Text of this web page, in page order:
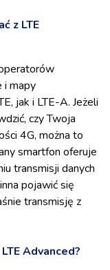
z LTE
i mapy
jak i LTE-A. Jeżeli
czy Twoja
4G, można to
smartfon oferuje
transmisji danych
pojawić się
transmisję z
Advanced?